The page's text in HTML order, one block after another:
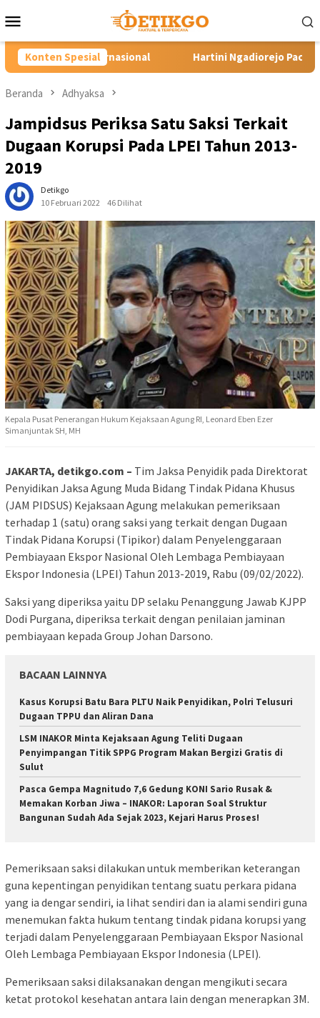
ke
Mobile
Konten SpesialHartini Ngadiorejo Pacu Transformasi SMKN 1
Beranda Adhyaksa
Jampidsus Periksa Satu Saksi Terkait
Dugaan Korupsi Pada LPEI Tahun 2013-
2019
Detikgo
10 Februari 2022
46 Dilihat
Kepala Pusat Penerangan Hukum Kejaksaan Agung RI, Leonard Eben Ezer
Simanjuntak SH, MH
JAKARTA, detikgo.com – Tim Jaksa Penyidik pada Direktorat
Penyidikan Jaksa Agung Muda Bidang Tindak Pidana Khusus
(JAM PIDSUS) Kejaksaan Agung melakukan pemeriksaan
terhadap 1 (satu) orang saksi yang terkait dengan Dugaan
Tindak Pidana Korupsi (Tipikor) dalam Penyelenggaraan
Pembiayaan Ekspor Nasional Oleh Lembaga Pembiayaan
Ekspor Indonesia (LPEI) Tahun 2013-2019, Rabu (09/02/2022).
Saksi yang diperiksa yaitu DP selaku Penanggung Jawab KJPP
Dodi Purgana, diperiksa terkait dengan penilaian jaminan
pembiayaan kepada Group Johan Darsono.
BACAAN LAINNYA
Kasus Korupsi Batu Bara PLTU Naik Penyidikan, Polri Telusuri
Dugaan TPPU dan Aliran Dana
LSM INAKOR Minta Kejaksaan Agung Teliti Dugaan
Penyimpangan Titik SPPG Program Makan Bergizi Gratis di
Sulut
Pasca Gempa Magnitudo 7,6 Gedung KONI Sario Rusak &
Memakan Korban Jiwa – INAKOR: Laporan Soal Struktur
Bangunan Sudah Ada Sejak 2023, Kejari Harus Proses!
Pemeriksaan saksi dilakukan untuk memberikan keterangan
guna kepentingan penyidikan tentang suatu perkara pidana
yang ia dengar sendiri, ia lihat sendiri dan ia alami sendiri guna
menemukan fakta hukum tentang tindak pidana korupsi yang
terjadi dalam Penyelenggaraan Pembiayaan Ekspor Nasional
Oleh Lembaga Pembiayaan Ekspor Indonesia (LPEI).
Pemeriksaan saksi dilaksanakan dengan mengikuti secara
ketat protokol kesehatan antara lain dengan menerapkan 3M.